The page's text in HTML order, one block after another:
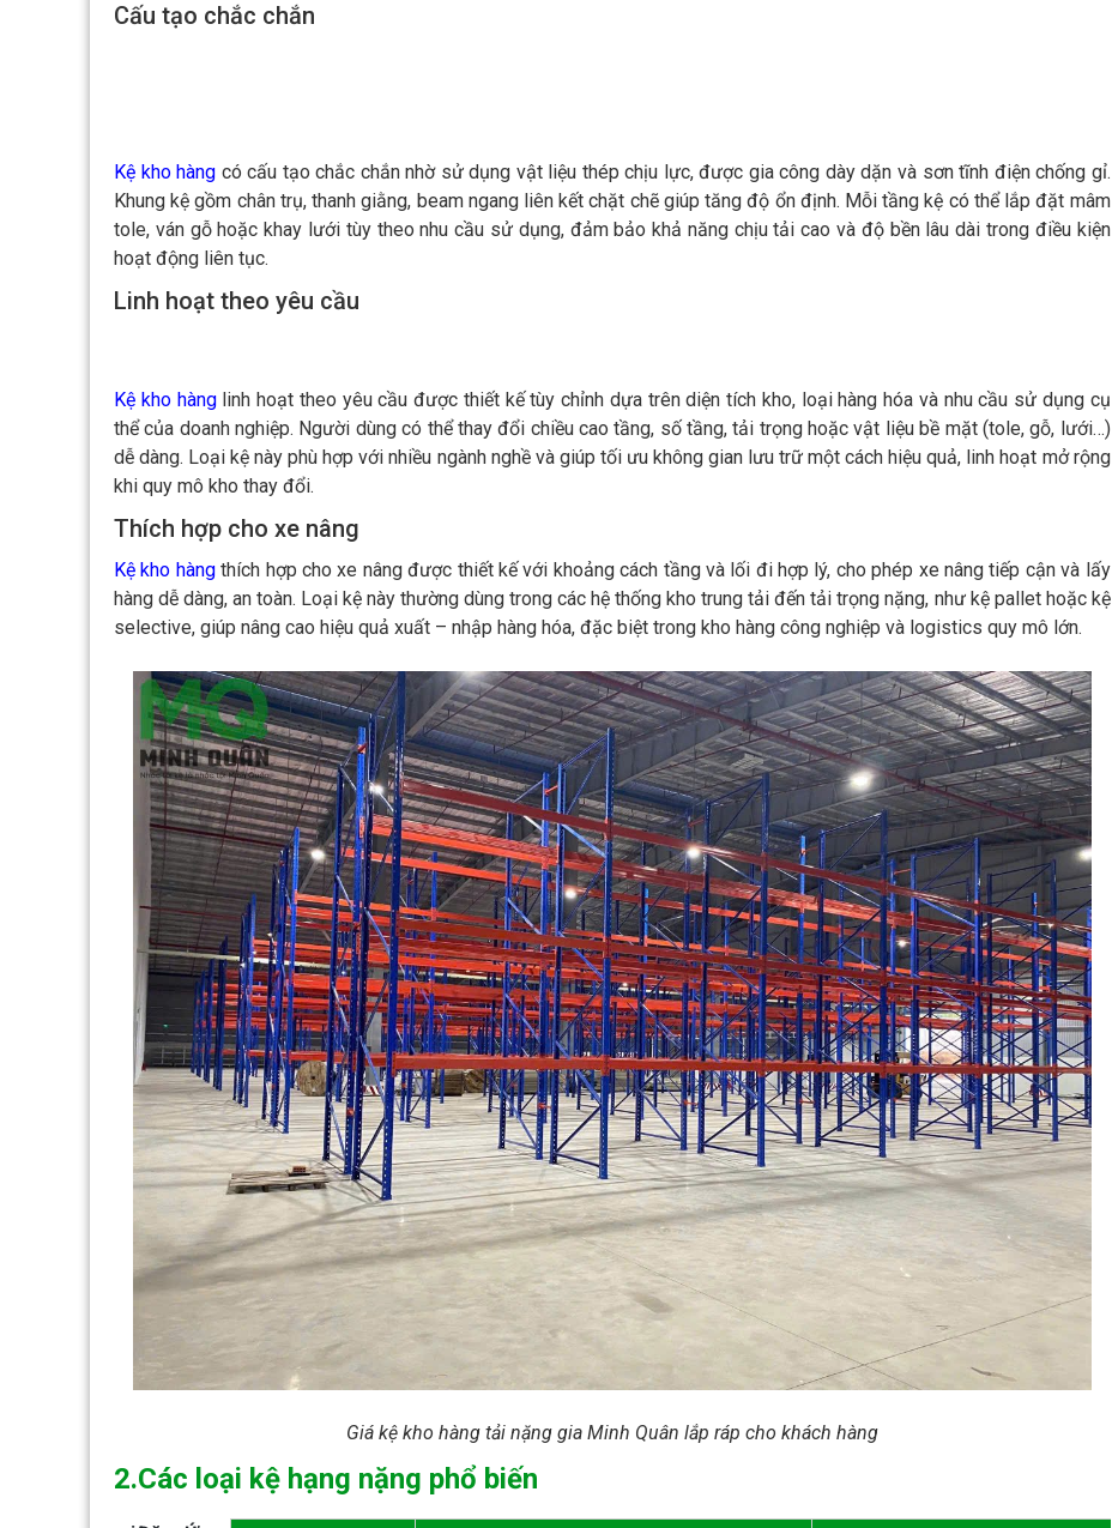
Cấu tạo chắc chắn
Kệ kho hàng có cấu tạo chắc chắn nhờ sử dụng vật liệu thép chịu lực, được gia công dày dặn và sơn tĩnh điện chống gỉ.
Khung kệ gồm chân trụ, thanh giằng, beam ngang liên kết chặt chẽ giúp tăng độ ổn định. Mỗi tầng kệ có thể lắp đặt mâm
tole, ván gỗ hoặc khay lưới tùy theo nhu cầu sử dụng, đảm bảo khả năng chịu tải cao và độ bền lâu dài trong điều kiện
hoạt động liên tục.
Linh hoạt theo yêu cầu
Kệ kho hànglinh hoạt theo yêu cầu được thiết kế tùy chỉnh dựa trên diện tích kho, loại hàng hóa và nhu cầu sử dụng cụ
thể của doanh nghiệp. Người dùng có thể thay đổi chiều cao tầng, số tầng, tải trọng hoặc vật liệu bề mặt (tole, gỗ, lưới…)
dễ dàng. Loại kệ này phù hợp với nhiều ngành nghề và giúp tối ưu không gian lưu trữ một cách hiệu quả, linh hoạt mở rộng
khi quy mô kho thay đổi.
Thích hợp cho xe nâng
Kệ kho hàngthích hợp cho xe nâng được thiết kế với khoảng cách tầng và lối đi hợp lý, cho phép xe nâng tiếp cận và lấy
hàng dễ dàng, an toàn. Loại kệ này thường dùng trong các hệ thống kho trung tải đến tải trọng nặng, như kệ pallet hoặc kệ
selective, giúp nâng cao hiệu quả xuất – nhập hàng hóa, đặc biệt trong kho hàng công nghiệp và logistics quy mô lớn.
Giá kệ kho hàng tải nặng gia Minh Quân lắp ráp cho khách hàng
2.Các loại kệ hạng nặng phổ biến